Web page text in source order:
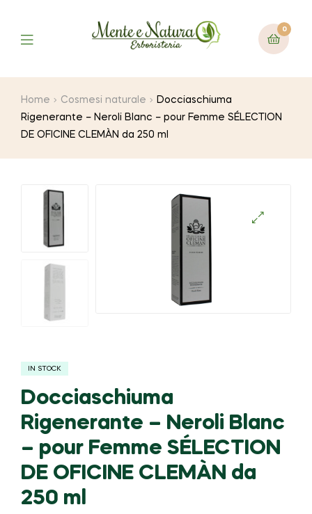
0
Home Cosmesi naturale
Docciaschiuma
Rigenerante – Neroli Blanc – pour Femme SÉLECTION
DE OFICINE CLEMÀN da 250 ml
IN STOCK
Docciaschiuma
Rigenerante – Neroli Blanc
– pour Femme SÉLECTION
DE OFICINE CLEMÀN da
250 ml